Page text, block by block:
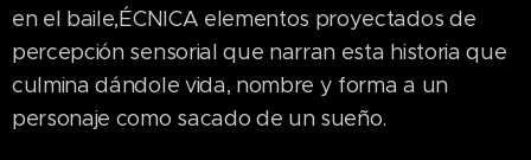
en el baile,ÉCNICA elementos proyectados de
percepción sensorial que narran esta historia que
culmina dándole vida, nombre y forma a un
personaje como sacado de un sueño.